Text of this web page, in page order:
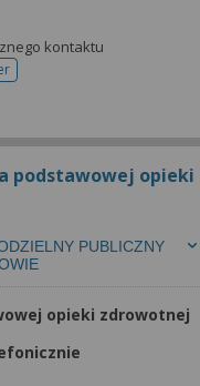
kontaktu
do rejestracji
podstawowej opieki
PUBLICZNY
opieki zdrowotnej